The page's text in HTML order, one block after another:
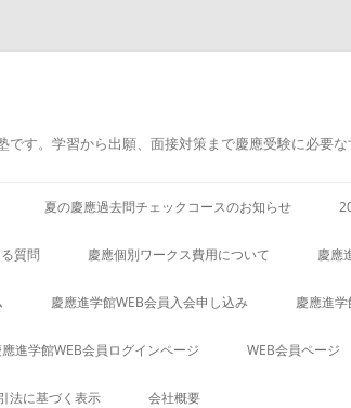
す。学習から出願、面接対策まで慶應受験に必要な
夏の慶應過去問チェックコースのお知らせ
質問 慶應個別ワークス費用について 慶應
慶應進学館WEB会員入会申し込み 慶應進
應進学館WEB会員ログインページ WEB会員ページ
法に基づく表示 会社概要